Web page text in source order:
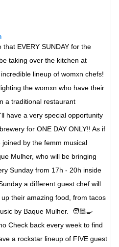
EVERY SUNDAY for the
taking over the kitchen at
lineup of womxn chefs!
the womxn who have their
a traditional restaurant
have a very special opportunity
for ONE DAY ONLY!! As if
by the femm musical
Mulher, who will be bringing
Sunday from 17h - 20h inside
a different guest chef will
their amazing food, from tacos
by Baque Mulher.⁣ ⁣ 🧑🏻‍🍳
Check back every week to find
a rockstar lineup of FIVE guest